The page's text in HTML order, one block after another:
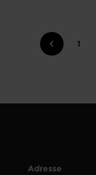
1
Adresse